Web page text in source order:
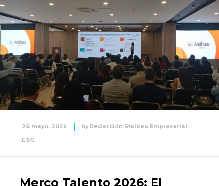
26 mayo, 2026 by Redacción Stalkeo Empresarial
ESG
Merco Talento 2026: El